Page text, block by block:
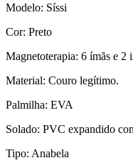
Modelo: Síssi
Cor: Preto
Magnetoterapia: 6 ímãs e 2
Material: Couro legítimo.
Palmilha: EVA
Solado: PVC expandido
Tipo: Anabela